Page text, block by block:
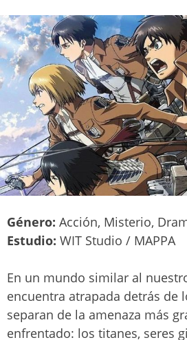
Género: Acción, Misterio,
Estudio: WIT Studio / MAPPA
En un mundo similar al
encuentra atrapada detrás de
separan de la amenaza más
enfrentado: los titanes, seres